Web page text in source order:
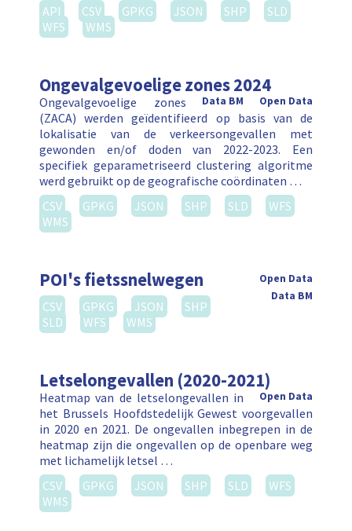
API
CSV GPKG JSON SHP
SLD
WFS
WMS
Ongevalgevoelige zones 2024
Open Data
Data BM
Ongevalgevoelige zones
(ZACA) werden geïdentifieerd op basis van de
lokalisatie van de verkeersongevallen met
gewonden en/of doden van 2022-2023. Een
specifiek geparametriseerd clustering algoritme
werd gebruikt op de geografische coördinaten …
CSV
GPKG JSON SHP SLD
WFS
WMS
POI's fietssnelwegen
Open Data
Data BM
CSV GPKG JSON
SHP
SLD
WFS WMS
Letselongevallen (2020-2021)
Open Data
Heatmap van de letselongevallen in
het Brussels Hoofdstedelijk Gewest voorgevallen
in 2020 en 2021. De ongevallen inbegrepen in de
heatmap zijn die ongevallen op de openbare weg
met lichamelijk letsel …
CSV
GPKG JSON SHP SLD
WFS
WMS